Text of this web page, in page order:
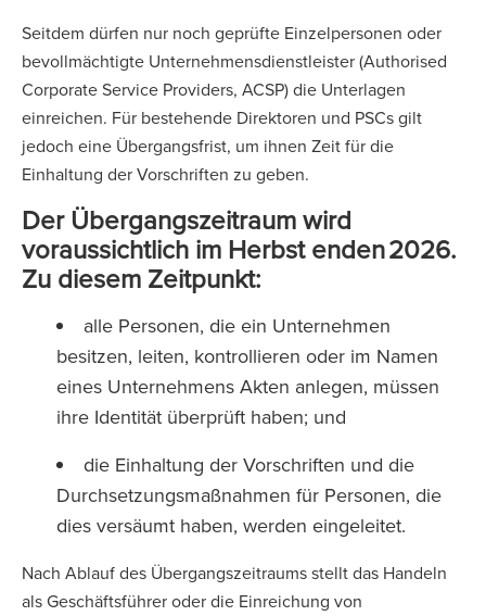
Seitdem dürfen nur noch geprüfte Einzelpersonen oder
bevollmächtigte Unternehmensdienstleister (Authorised
Corporate Service Providers, ACSP) die Unterlagen
einreichen. Für bestehende Direktoren und PSCs gilt
jedoch eine Übergangsfrist, um ihnen Zeit für die
Einhaltung der Vorschriften zu geben.
Der Übergangszeitraum wird
voraussichtlich im Herbst enden2026.
Zu diesem Zeitpunkt:
alle Personen, die ein Unternehmen
besitzen, leiten, kontrollieren oder im Namen
eines Unternehmens Akten anlegen, müssen
ihre Identität überprüft haben; und
die Einhaltung der Vorschriften und die
Durchsetzungsmaßnahmen für Personen, die
dies versäumt haben, werden eingeleitet.
Nach Ablauf des Übergangszeitraums stellt das Handeln
als Geschäftsführer oder die Einreichung von